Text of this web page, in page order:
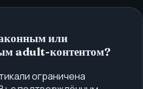
или
adult-контентом?
ограничена